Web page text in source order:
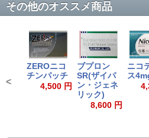
その他のオススメ商品
ZEROニコ
チンパッチ
4,500 円
ブプロン
SR(ザイパ
ン・ジェネ
リック)
8,600 円
ニコ
ス
<